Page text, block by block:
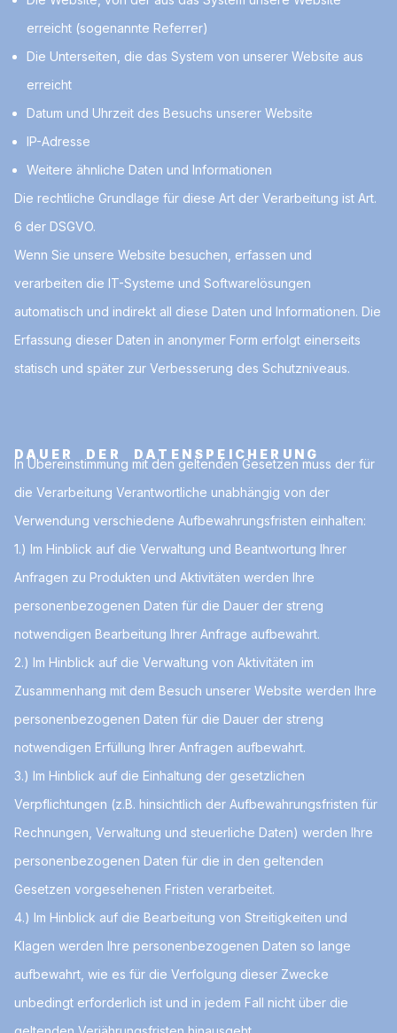
erreicht (sogenannte Referrer)
Die Unterseiten, die das System von unserer Website aus
erreicht
Datum und Uhrzeit des Besuchs unserer Website
IP-Adresse
Weitere ähnliche Daten und Informationen
Die rechtliche Grundlage für diese Art der Verarbeitung ist Art.
6 der DSGVO.
Wenn Sie unsere Website besuchen, erfassen und
verarbeiten die IT-Systeme und Softwarelösungen
automatisch und indirekt all diese Daten und Informationen. Die
Erfassung dieser Daten in anonymer Form erfolgt einerseits
statisch und später zur Verbesserung des Schutzniveaus.
DAUER DER DATENSPEICHERUNG
In Übereinstimmung mit den geltenden Gesetzen muss der für
die Verarbeitung Verantwortliche unabhängig von der
Verwendung verschiedene Aufbewahrungsfristen einhalten:
1.) Im Hinblick auf die Verwaltung und Beantwortung Ihrer
Anfragen zu Produkten und Aktivitäten werden Ihre
personenbezogenen Daten für die Dauer der streng
notwendigen Bearbeitung Ihrer Anfrage aufbewahrt.
2.) Im Hinblick auf die Verwaltung von Aktivitäten im
Zusammenhang mit dem Besuch unserer Website werden Ihre
personenbezogenen Daten für die Dauer der streng
notwendigen Erfüllung Ihrer Anfragen aufbewahrt.
3.) Im Hinblick auf die Einhaltung der gesetzlichen
Verpflichtungen (z.B. hinsichtlich der Aufbewahrungsfristen für
Rechnungen, Verwaltung und steuerliche Daten) werden Ihre
personenbezogenen Daten für die in den geltenden
Gesetzen vorgesehenen Fristen verarbeitet.
4.) Im Hinblick auf die Bearbeitung von Streitigkeiten und
Klagen werden Ihre personenbezogenen Daten so lange
aufbewahrt, wie es für die Verfolgung dieser Zwecke
unbedingt erforderlich ist und in jedem Fall nicht über die